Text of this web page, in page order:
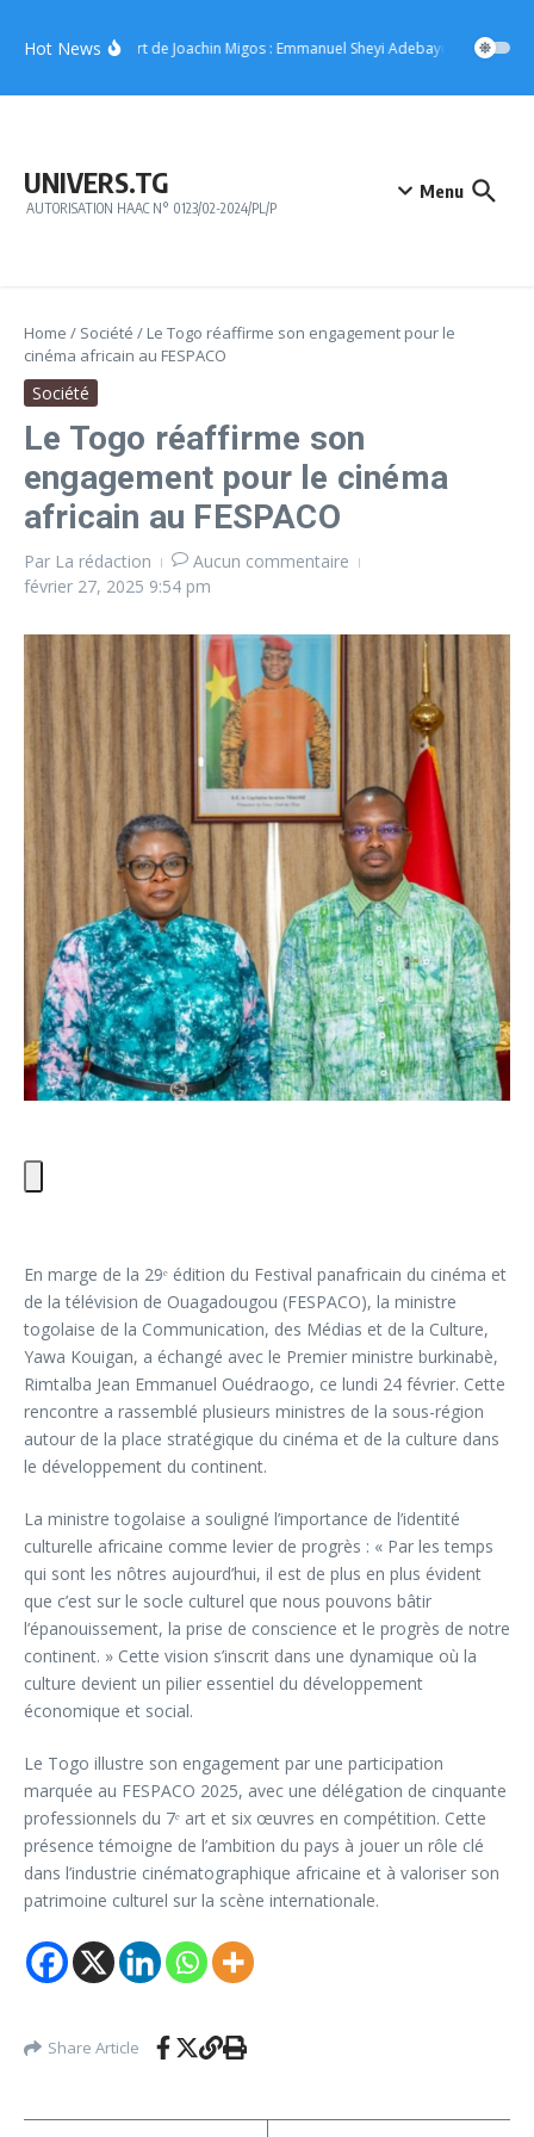
Hot NewsConcert de Joachin Migos : Emmanuel Sheyi Adebayor offre 10
UNIVERS.TG
AUTORISATION HAAC N° 0123/02-2024/PL/P
Menu
Home / Société / Le Togo réaffirme son engagement pour le
cinéma africain au FESPACO
Société
Le Togo réaffirme son
engagement pour le cinéma
africain au FESPACO
Par La rédaction
Aucun commentaire
février 27, 2025 9:54 pm
En marge de la 29ᵉ édition du Festival panafricain du cinéma et
de la télévision de Ouagadougou (FESPACO), la ministre
togolaise de la Communication, des Médias et de la Culture,
Yawa Kouigan, a échangé avec le Premier ministre burkinabè,
Rimtalba Jean Emmanuel Ouédraogo, ce lundi 24 février. Cette
rencontre a rassemblé plusieurs ministres de la sous-région
autour de la place stratégique du cinéma et de la culture dans
le développement du continent.
La ministre togolaise a souligné l’importance de l’identité
culturelle africaine comme levier de progrès : « Par les temps
qui sont les nôtres aujourd’hui, il est de plus en plus évident
que c’est sur le socle culturel que nous pouvons bâtir
l’épanouissement, la prise de conscience et le progrès de notre
continent. » Cette vision s’inscrit dans une dynamique où la
culture devient un pilier essentiel du développement
économique et social.
Le Togo illustre son engagement par une participation
marquée au FESPACO 2025, avec une délégation de cinquante
professionnels du 7ᵉ art et six œuvres en compétition. Cette
présence témoigne de l’ambition du pays à jouer un rôle clé
dans l’industrie cinématographique africaine et à valoriser son
patrimoine culturel sur la scène internationale.
Share Article